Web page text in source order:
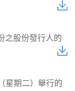
之股份發行人的
星期二）舉行的